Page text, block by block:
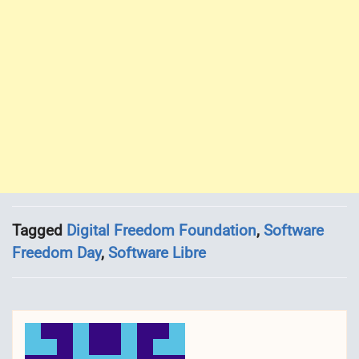
Tagged Digital Freedom Foundation, Software
Freedom Day, Software Libre